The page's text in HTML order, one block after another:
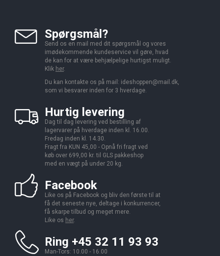
Spørgsmål?
Send os en mail med dit spørgsmål og vores
imødekommende kundeservice vil gøre, hvad
de kan for at være behjælpelige hurtigst muligt.
Klik her.
Du kan kontakte os på mail: ideshoppen@mail.dk,
som vi besvarer inden for 3 hverdage.
Hurtig levering
Dag til dag levering ved bestilling af
lagervarer på hverdage inden kl. 16.00.
Fredag inden kl. 14.30.
Fragt fra KUN 45,00 - Opnå fri fragt ved
køb over 699,00 kr. til GLS pakkeshop
med en vægt på under 20 kg.
Facebook
Like os på Facebook og bliv den første til at
få det seneste nye, deltage i konkurrencer,
få skarpe tilbud og meget mere.
Like os her.
Ring +45 32 11 93 93
Man-Tors: 10.00 - 16.00